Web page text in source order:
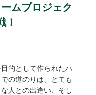
ムプロジェク
！
的として作られたハ
の道のりは、とても
人との出逢い、そし